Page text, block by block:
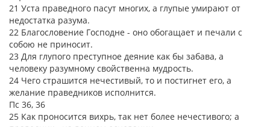
21 Уста праведного пасут многих, а глупые умирают от
недостатка разума.
22 Благословение Господне - оно обогащает и печали с
собою не приносит.
23 Для глупого преступное деяние как бы забава, а
человеку разумному свойственна мудрость.
24 Чего страшится нечестивый, то и постигнет его, а
желание праведников исполнится.
Пс 36, 36
25 Как проносится вихрь, так нет более нечестивого; а